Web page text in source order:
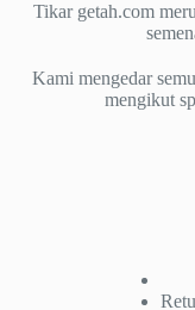
Tikar getah.com
Kami mengedar
mengikut